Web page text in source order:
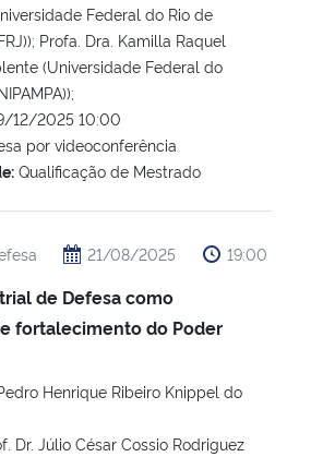
Federal do Rio de
Profa. Dra. Kamilla Raquel
(Universidade Federal do
12/2025 10:00
por videoconferência
Qualificação de Mestrado
21/08/2025 19:00
de Defesa como
fortalecimento do Poder
Henrique Ribeiro Knippel do
Dr. Júlio César Cossio Rodriguez